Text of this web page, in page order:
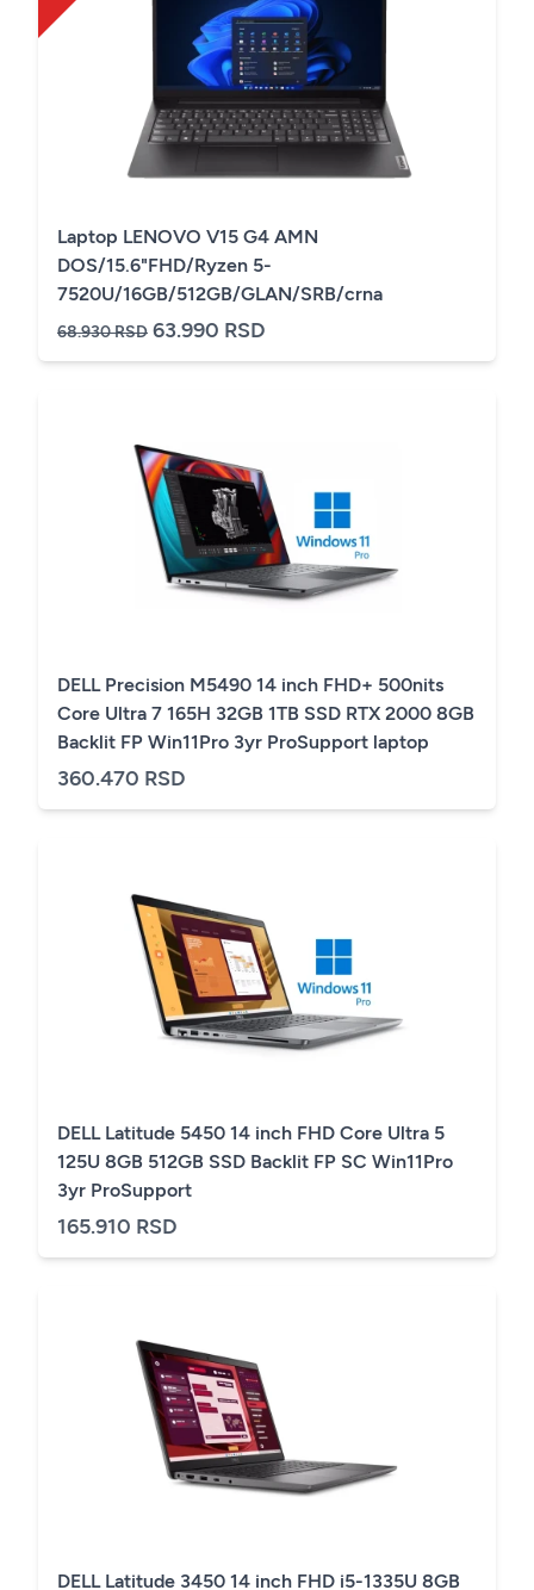
Laptop LENOVO V15 G4 AMN
DOS/15.6"FHD/Ryzen 5-
7520U/16GB/512GB/GLAN/SRB/crna
68.930 RSD 63.990 RSD
DELL Precision M5490 14 inch FHD+ 500nits
Core Ultra 7 165H 32GB 1TB SSD RTX 2000 8GB
Backlit FP Win11Pro 3yr ProSupport laptop
360.470 RSD
DELL Latitude 5450 14 inch FHD Core Ultra 5
125U 8GB 512GB SSD Backlit FP SC Win11Pro
3yr ProSupport
165.910 RSD
DELL Latitude 3450 14 inch FHD i5-1335U 8GB